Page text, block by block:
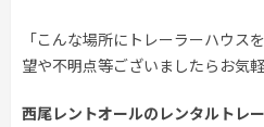
「こんな場所にトレーラーハウス
望や不明点等ございましたらお気
西尾レントオールのレンタルトレ